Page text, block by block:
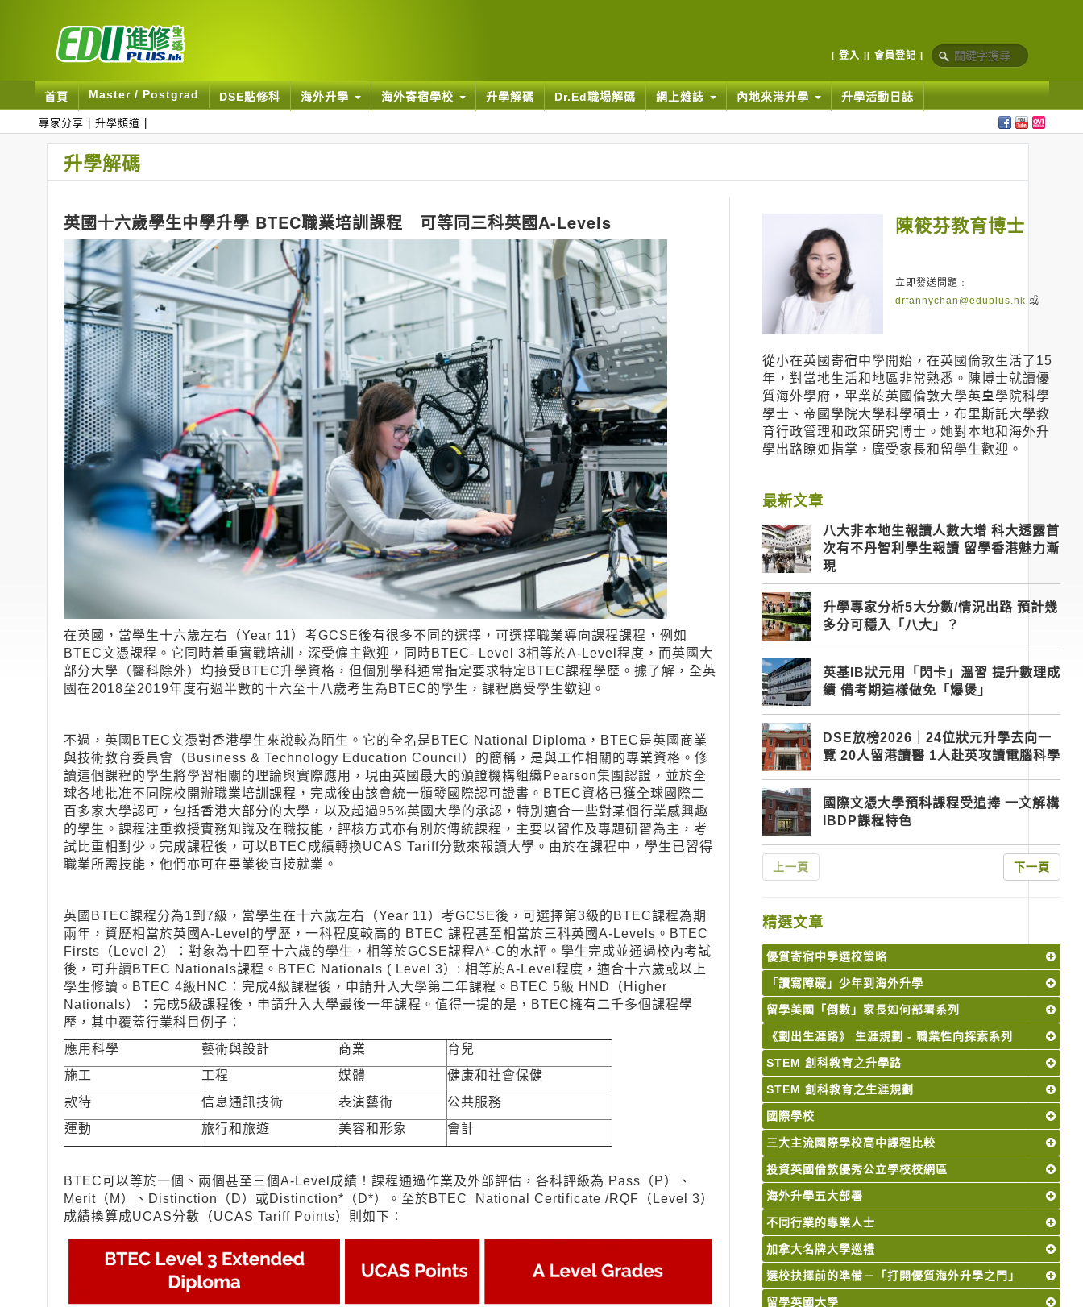
[ 登入 ] [ 會員登記 ]
首頁 Master / Postgrad DSE點修科 海外升學 海外寄宿學校 升學解碼 Dr.Ed職場解碼 網上雜誌 內地來港升學 升學活動日誌
專家分享 升學頻道
升學解碼
英國十六歲學生中學升學 BTEC職業培訓課程 可等同三科英國A-Levels
在英國，當學生十六歲左右（Year 11）考GCSE後有很多不同的選擇，可選擇職業導向課程課程，例如
BTEC文憑課程。它同時着重實戰培訓，深受僱主歡迎，同時BTEC- Level 3相等於A-Level程度，而英國大
部分大學（醫科除外）均接受BTEC升學資格，但個別學科通常指定要求特定BTEC課程學歷。據了解，全英
國在2018至2019年度有過半數的十六至十八歲考生為BTEC的學生，課程廣受學生歡迎。
不過，英國BTEC文憑對香港學生來說較為陌生。它的全名是BTEC National Diploma，BTEC是英國商業
與技術教育委員會（Business & Technology Education Council）的簡稱，是與工作相關的專業資格。修
讀這個課程的學生將學習相關的理論與實際應用，現由英國最大的頒證機構組織Pearson集團認證，並於全
球各地批准不同院校開辦職業培訓課程，完成後由該會統一頒發國際認可證書。BTEC資格已獲全球國際二
百多家大學認可，包括香港大部分的大學，以及超過95%英國大學的承認，特別適合一些對某個行業感興趣
的學生。課程注重教授實務知識及在職技能，評核方式亦有別於傳統課程，主要以習作及專題研習為主，考
試比重相對少。完成課程後，可以BTEC成績轉換UCAS Tariff分數來報讀大學。由於在課程中，學生已習得
職業所需技能，他們亦可在畢業後直接就業。
英國BTEC課程分為1到7級，當學生在十六歲左右（Year 11）考GCSE後，可選擇第3級的BTEC課程為期
兩年，資歷相當於英國A-Level的學歷，一科程度較高的 BTEC 課程甚至相當於三科英國A-Levels。BTEC
Firsts（Level 2）：對象為十四至十六歲的學生，相等於GCSE課程A*-C的水評。學生完成並通過校內考試
後，可升讀BTEC Nationals課程。BTEC Nationals ( Level 3）: 相等於A-Level程度，適合十六歲或以上
學生修讀。BTEC 4級HNC：完成4級課程後，申請升入大學第二年課程。BTEC 5級 HND（Higher
Nationals）：完成5級課程後，申請升入大學最後一年課程。值得一提的是，BTEC擁有二千多個課程學
歷，其中覆蓋行業科目例子：
應用科學
藝術與設計 商業
育兒
施工
工程 媒體
健康和社會保健
款待
信息通訊技術 表演藝術
公共服務
運動
旅行和旅遊 美容和形象 會計
BTEC可以等於一個、兩個甚至三個A-Level成績！課程通過作業及外部評估，各科評級為 Pass（P）、
Merit（M）、Distinction（D）或Distinction*（D*）。至於BTEC National Certificate /RQF（Level 3）
成績換算成UCAS分數（UCAS Tariff Points）則如下︰
陳筱芬教育博士
立即發送問題﹕
drfannychan@eduplus.hk 或
從小在英國寄宿中學開始，在英國倫敦生活了15
年，對當地生活和地區非常熟悉。陳博士就讀優
質海外學府，畢業於英國倫敦大學英皇學院科學
學士、帝國學院大學科學碩士，布里斯託大學教
育行政管理和政策研究博士。她對本地和海外升
學出路瞭如指掌，廣受家長和留學生歡迎。
最新文章
八大非本地生報讀人數大增 科大透露首
次有不丹智利學生報讀 留學香港魅力漸
現
升學專家分析5大分數/情況出路 預計幾
多分可穩入「八大」？
英基IB狀元用「閃卡」溫習 提升數理成
績 備考期這樣做免「爆煲」
DSE放榜2026｜24位狀元升學去向一
覽 20人留港讀醫 1人赴英攻讀電腦科學
國際文憑大學預科課程受追捧 一文解構
IBDP課程特色
上一頁 下一頁
精選文章
優質寄宿中學選校策略
「讀寫障礙」少年到海外升學
留學美國「倒數」家長如何部署系列
《劃出生涯路》 生涯規劃 - 職業性向探索系列
STEM 創科教育之升學路
STEM 創科教育之生涯規劃
國際學校
三大主流國際學校高中課程比較
投資英國倫敦優秀公立學校校網區
海外升學五大部署
不同行業的專業人士
加拿大名牌大學巡禮
選校抉擇前的凖備－「打開優質海外升學之門」
留學英國大學